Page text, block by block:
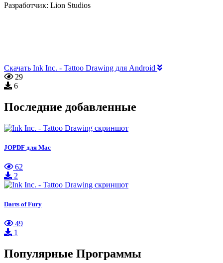
Разработчик: Lion Studios
Скачать Ink Inc. - Tattoo Drawing для Android
29
6
Последние добавленные
JOPDF для Mac
62
2
Darts of Fury
49
1
Популярные Программы